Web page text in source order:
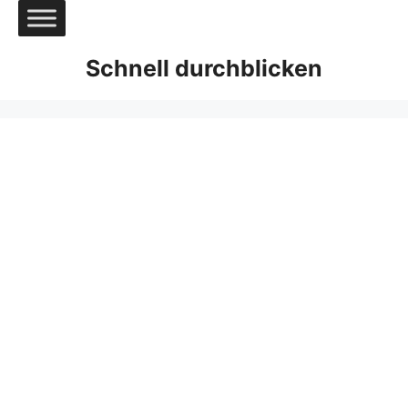
Zum
Inhalt
Schnell durchblicken